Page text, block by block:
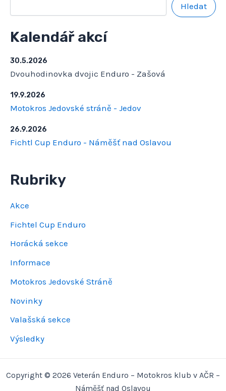
Hledat
Kalendář akcí
30.5.2026
Dvouhodinovka dvojic Enduro - Zašová
19.9.2026
Motokros Jedovské stráně - Jedov
26.9.2026
Fichtl Cup Enduro - Náměšť nad Oslavou
Rubriky
Akce
Fichtel Cup Enduro
Horácká sekce
Informace
Motokros Jedovské Stráně
Novinky
Valašská sekce
Výsledky
Copyright © 2026 Veterán Enduro – Motokros klub v AČR –
Náměšť nad Oslavou